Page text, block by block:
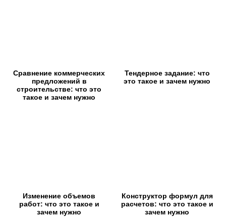
Сравнение коммерческих
предложений в
строительстве: что это
такое и зачем нужно
Тендерное задание: что
это такое и зачем нужно
Изменение объемов
работ: что это такое и
зачем нужно
Конструктор формул для
расчетов: что это такое и
зачем нужно